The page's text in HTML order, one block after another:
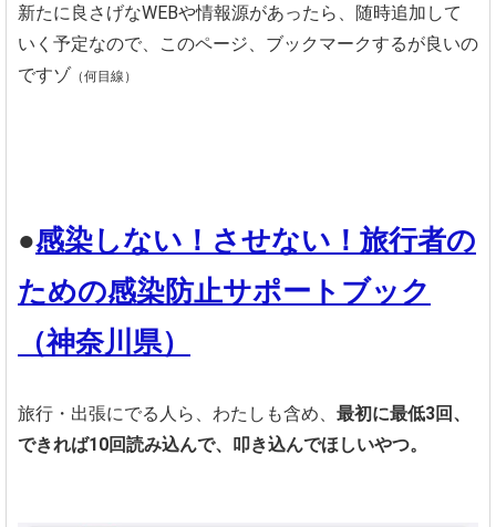
新たに良さげなWEBや情報源があったら、随時追加して
いく予定なので、このページ、ブックマークするが良いの
ですゾ （何目線）
●感染しない！させない！旅行者の
ための感染防止サポートブック
（神奈川県）
旅行・出張にでる人ら、わたしも含め、 最初に最低3回、
できれば10回読み込んで、叩き込んでほしいやつ。